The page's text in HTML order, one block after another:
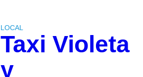
LOCAL
Taxi Violeta
y